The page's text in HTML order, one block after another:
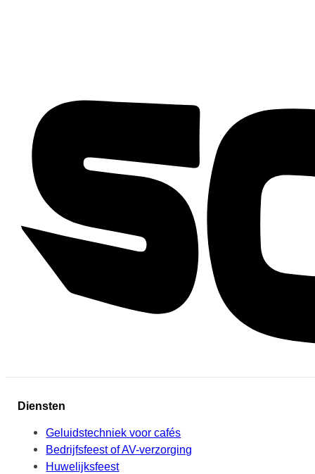
Diensten
Geluidstechniek voor cafés
Bedrijfsfeest of AV-verzorging
Huwelijksfeest